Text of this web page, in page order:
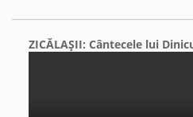
ZICĂLAŞII: Cântecele lui